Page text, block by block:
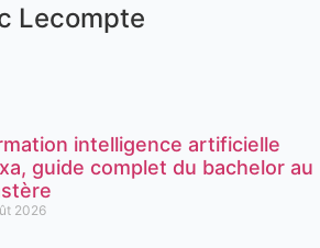
Lecompte
intelligence artificielle
guide complet du bachelor au
2026